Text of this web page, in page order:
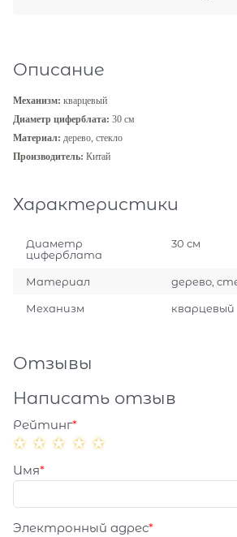
Описание
Механизм: кварцевый
Диаметр циферблата: 30 см
Материал: дерево, стекло
Производитель: Китай
Характеристики
Диаметр
циферблата
30 см
Материал дерево,
Механизм кварцевый
Отзывы
Написать отзыв
Рейтинг
Имя
Электронный адрес